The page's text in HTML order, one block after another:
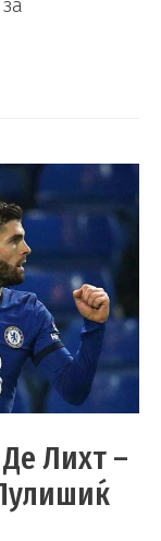
Де Лихт –